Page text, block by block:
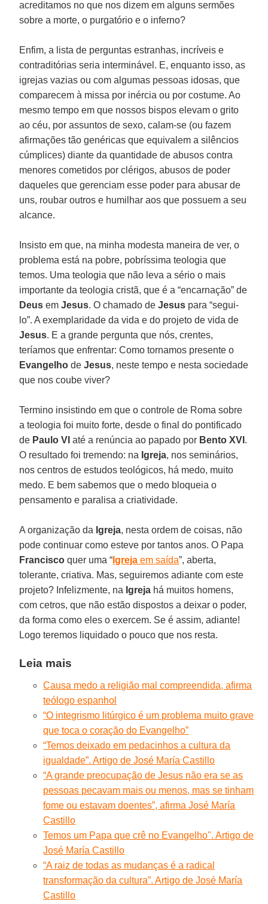
acreditamos no que nos dizem em alguns sermões
sobre a morte, o purgatório e o inferno?
Enfim, a lista de perguntas estranhas, incríveis e
contraditórias seria interminável. E, enquanto isso, as
igrejas vazias ou com algumas pessoas idosas, que
comparecem à missa por inércia ou por costume. Ao
mesmo tempo em que nossos bispos elevam o grito
ao céu, por assuntos de sexo, calam-se (ou fazem
afirmações tão genéricas que equivalem a silêncios
cúmplices) diante da quantidade de abusos contra
menores cometidos por clérigos, abusos de poder
daqueles que gerenciam esse poder para abusar de
uns, roubar outros e humilhar aos que possuem a seu
alcance.
Insisto em que, na minha modesta maneira de ver, o
problema está na pobre, pobríssima teologia que
temos. Uma teologia que não leva a sério o mais
importante da teologia cristã, que é a “encarnação” de
Deus emJesus. O chamado deJesus para “segui-
lo”. A exemplaridade da vida e do projeto de vida de
Jesus. E a grande pergunta que nós, crentes,
teríamos que enfrentar: Como tornamos presente o
Evangelho deJesus, neste tempo e nesta sociedade
que nos coube viver?
Termino insistindo em que o controle de Roma sobre
a teologia foi muito forte, desde o final do pontificado
de Paulo VI até a renúncia ao papado por Bento XVI .
O resultado foi tremendo: na Igreja, nos seminários,
nos centros de estudos teológicos, há medo, muito
medo. E bem sabemos que o medo bloqueia o
pensamento e paralisa a criatividade.
A organização da Igreja, nesta ordem de coisas, não
pode continuar como esteve por tantos anos. O Papa
Francisco quer uma “ Igreja em saída”, aberta,
tolerante, criativa. Mas, seguiremos adiante com este
projeto? Infelizmente, na Igreja há muitos homens,
com cetros, que não estão dispostos a deixar o poder,
da forma como eles o exercem. Se é assim, adiante!
Logo teremos liquidado o pouco que nos resta.
Leia mais
Causa medo a religião mal compreendida, afirma
teólogo espanhol
“O integrismo litúrgico é um problema muito grave
que toca o coração do Evangelho”
“Temos deixado em pedacinhos a cultura da
igualdade”. Artigo de José María Castillo
“A grande preocupação de Jesus não era se as
pessoas pecavam mais ou menos, mas se tinham
fome ou estavam doentes”, afirma José María
Castillo
Temos um Papa que crê no Evangelho". Artigo de
José María Castillo
“A raiz de todas as mudanças é a radical
transformação da cultura”. Artigo de José María
Castillo